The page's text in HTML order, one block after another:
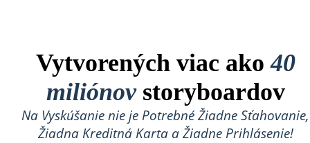
Vytvorených viac ako40
miliónovstoryboardov
Na Vyskúšanie nie je Potrebné Žiadne Sťahovanie,
Žiadna Kreditná Karta a Žiadne Prihlásenie!